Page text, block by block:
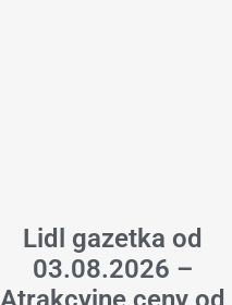
Lidl gazetka od
03.08.2026 –